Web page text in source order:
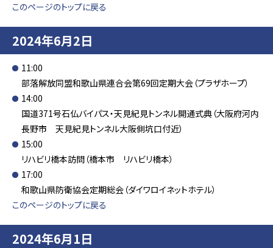
このページのトップに戻る
2024年6月2日
11:00
部落解放同盟和歌山県連合会第69回定期大会（プラザホープ）
14:00
国道371号石仏バイパス・天見紀見トンネル開通式典（大阪府河内
長野市 天見紀見トンネル大阪側坑口付近）
15:00
リハビリ橋本訪問（橋本市 リハビリ橋本）
17:00
和歌山県防衛協会定期総会（ダイワロイネットホテル）
このページのトップに戻る
2024年6月1日